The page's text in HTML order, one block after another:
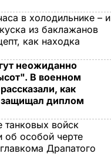
Бурмака: Нам
говорят, что будет
тяжелая зима, и я не
что делать,
что мне
некуда ехать
в холодильнике – и
из баклажанов
как находка
неожиданно
В военном
как
диплом
танковых войск
об особой черте
Драпатого